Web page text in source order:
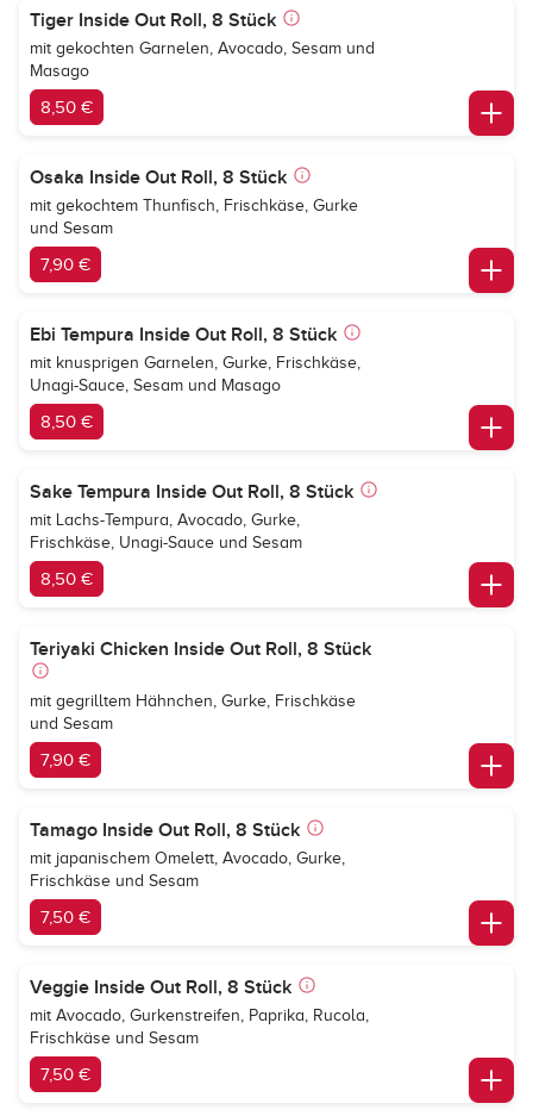
Tiger Inside Out Roll, 8 Stück
mit gekochten Garnelen, Avocado, Sesam und
Masago
8,50 €
Osaka Inside Out Roll, 8 Stück
mit gekochtem Thunfisch, Frischkäse, Gurke
und Sesam
7,90 €
Ebi Tempura Inside Out Roll, 8 Stück
mit knusprigen Garnelen, Gurke, Frischkäse,
Unagi-Sauce, Sesam und Masago
8,50 €
Sake Tempura Inside Out Roll, 8 Stück
mit Lachs-Tempura, Avocado, Gurke,
Frischkäse, Unagi-Sauce und Sesam
8,50 €
Teriyaki Chicken Inside Out Roll, 8 Stück
mit gegrilltem Hähnchen, Gurke, Frischkäse
und Sesam
7,90 €
Tamago Inside Out Roll, 8 Stück
mit japanischem Omelett, Avocado, Gurke,
Frischkäse und Sesam
7,50 €
Veggie Inside Out Roll, 8 Stück
mit Avocado, Gurkenstreifen, Paprika, Rucola,
Frischkäse und Sesam
7,50 €